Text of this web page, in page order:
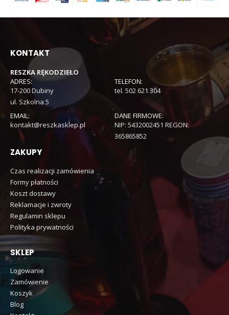
KONTAKT
RESZKA RĘKODZIEŁO
ADRES:
17-200 Dubiny
ul. Szkolna 5
TELEFON:
tel. 502 621 304
EMAIL:
kontakt@reszkasklep.pl
DANE FIRMOWE:
NIP: 5432002451 REGON:
365865852
ZAKUPY
Czas realizacji zamówienia
Formy płatności
Koszt dostawy
Reklamacje i zwroty
Regulamin sklepu
Polityka prywatności
SKLEP
Logowanie
Zamówienie
Koszyk
Blog